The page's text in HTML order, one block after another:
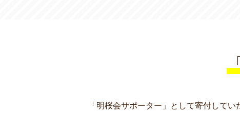
「明桜会サポーター」として寄付して